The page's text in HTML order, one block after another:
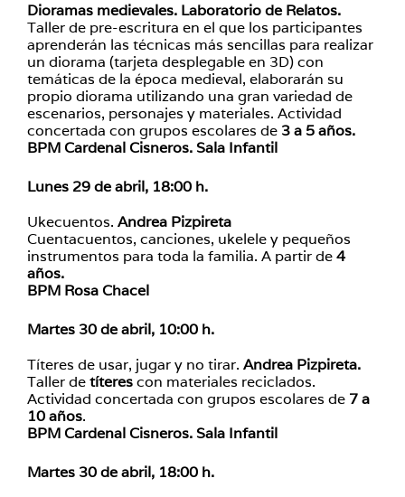
Dioramas medievales. Laboratorio de Relatos.
Taller de pre-escritura en el que los participantes
aprenderán las técnicas más sencillas para realizar
un diorama (tarjeta desplegable en 3D) con
temáticas de la época medieval, elaborarán su
propio diorama utilizando una gran variedad de
escenarios, personajes y materiales. Actividad
concertada con grupos escolares de 3 a 5 años.
BPM Cardenal Cisneros. Sala Infantil
Lunes 29 de abril, 18:00 h.
Ukecuentos. Andrea Pizpireta
Cuentacuentos, canciones, ukelele y pequeños
instrumentos para toda la familia. A partir de4
años.
BPM Rosa Chacel
Martes 30 de abril, 10:00 h.
Títeres de usar, jugar y no tirar. Andrea Pizpireta.
Taller detíterescon materiales reciclados.
Actividad concertada con grupos escolares de 7 a
10 años.
BPM Cardenal Cisneros. Sala Infantil
Martes 30 de abril, 18:00 h.